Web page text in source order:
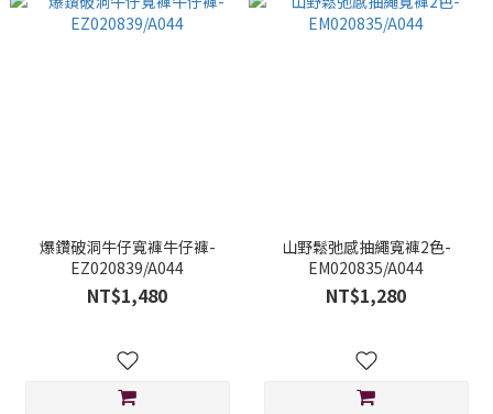
爆鑽破洞牛仔寬褲牛仔褲-
EZ020839/A044
NT$1,480
山野鬆弛感抽繩寬褲2色-
EM020835/A044
NT$1,280